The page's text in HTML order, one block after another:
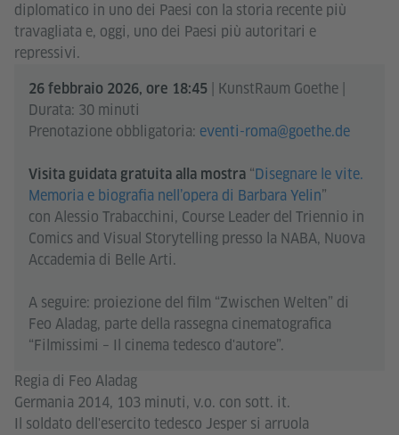
diplomatico in uno dei Paesi con la storia recente più
travagliata e, oggi, uno dei Paesi più autoritari e
repressivi.
26 febbraio 2026, ore 18:45 | KunstRaum Goethe |
Durata: 30 minuti
Prenotazione obbligatoria: eventi-roma@goethe.de
Visita guidata gratuita alla mostra “Disegnare le vite.
Memoria e biografia nell’opera di Barbara Yelin”
con Alessio Trabacchini, Course Leader del Triennio in
Comics and Visual Storytelling presso la NABA, Nuova
Accademia di Belle Arti.
A seguire: proiezione del film “Zwischen Welten” di
Feo Aladag, parte della rassegna cinematografica
“Filmissimi – Il cinema tedesco d'autore”.
Regia di Feo Aladag
Germania 2014, 103 minuti, v.o. con sott. it.
Il soldato dell'esercito tedesco Jesper si arruola